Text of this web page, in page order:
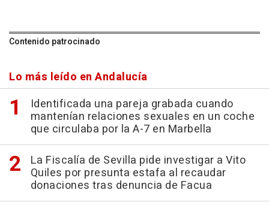
Contenido patrocinado
Lo más leído en Andalucía
Identificada una pareja grabada cuando
mantenían relaciones sexuales en un coche
que circulaba por la A-7 en Marbella
La Fiscalía de Sevilla pide investigar a Vito
Quiles por presunta estafa al recaudar
donaciones tras denuncia de Facua